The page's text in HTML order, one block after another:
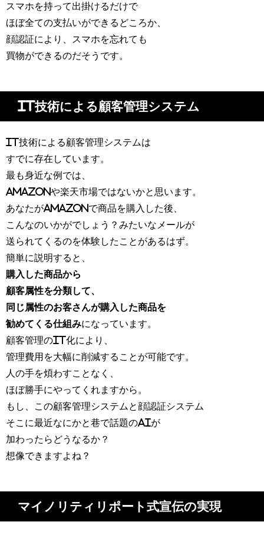
スマホを持って出掛けるだけで
ほぼ全ての支払いができるどころか、
顔認証により、スマホを忘れても
買物ができるのだそうです。
IT技術による顧客管理システム
IT技術による顧客管理システムは
すでに存在しています。
最も身近な例では、
Amazonや楽天市場ではないかと思います。
あなたがAmazonで商品を購入した後、
こんなのいかがでしょう？みたいなメールが
送られてくるのを体験したことがあるはず。
簡単に説明すると、
購入した商品から
顧客属性を分類して、
同じ属性のお客さんが購入した商品を
勧めてくる仕組みになっています。
顧客管理のIT化により、
管理費用を大幅に削減することが可能です。
人の手を煩わすことなく、
ほぼ勝手にやってくれますから。
もし、この顧客管理システムと顔認証システム
そこに最近なにかと巷で話題のAIが
加わったらどうなるか？
想像できますよね？
マイノリティリポート式宣伝の実現